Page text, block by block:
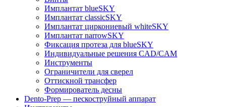
Имплантат blueSKY
Имплантат classicSKY
Имплантат циркониевый whiteSKY
Имплантат narrowSKY
Фиксация протеза для blueSKY
Индивидуальные решения CAD/CAM
Инструменты
Ограничители для сверел
Оттискной трансфер
Формирователь десны
Dento-Prep — пескоструйный аппарат